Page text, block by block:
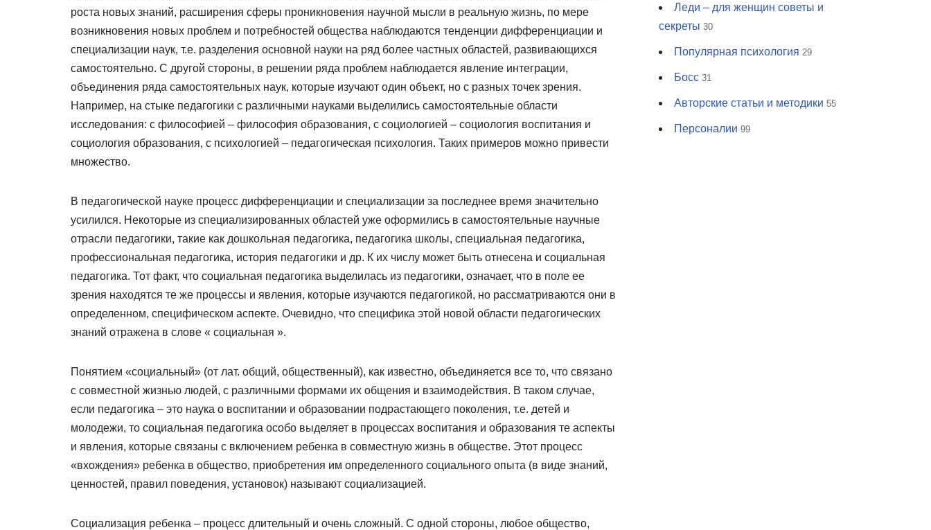
роста новых знаний, расширения сферы проникновения научной мысли в реальную жизнь, по мере
возникновения новых проблем и потребностей общества наблюдаются тенденции дифференциации и
специализации наук, т.е. разделения основной науки на ряд более частных областей, развивающихся
самостоятельно. С другой стороны, в решении ряда проблем наблюдается явление интеграции,
объединения ряда самостоятельных наук, которые изучают один объект, но с разных точек зрения.
Например, на стыке педагогики с различными науками выделились самостоятельные области
исследования: с философией – философия образования, с социологией – социология воспитания и
социология образования, с психологией – педагогическая психология. Таких примеров можно привести
множество.
В педагогической науке процесс дифференциации и специализации за последнее время значительно
усилился. Некоторые из специализированных областей уже оформились в самостоятельные научные
отрасли педагогики, такие как дошкольная педагогика, педагогика школы, специальная педагогика,
профессиональная педагогика, история педагогики и др. К их числу может быть отнесена и социальная
педагогика. Тот факт, что социальная педагогика выделилась из педагогики, означает, что в поле ее
зрения находятся те же процессы и явления, которые изучаются педагогикой, но рассматриваются они в
определенном, специфическом аспекте. Очевидно, что специфика этой новой области педагогических
знаний отражена в слове « социальная ».
Понятием «социальный» (от лат. общий, общественный), как известно, объединяется все то, что связано
с совместной жизнью людей, с различными формами их общения и взаимодействия. В таком случае,
если педагогика – это наука о воспитании и образовании подрастающего поколения, т.е. детей и
молодежи, то социальная педагогика особо выделяет в процессах воспитания и образования те аспекты
и явления, которые связаны с включением ребенка в совместную жизнь в обществе. Этот процесс
«вхождения» ребенка в общество, приобретения им определенного социального опыта (в виде знаний,
ценностей, правил поведения, установок) называют социализацией.
Социализация ребенка – процесс длительный и очень сложный. С одной стороны, любое общество,
Леди – для женщин советы и
секреты 30
Популярная психология 29
Босс 31
Авторские статьи и методики 55
Персоналии 99